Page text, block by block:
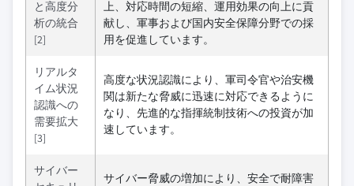
と高度分
析の統合
[2]
上、対応時間の短縮、運用効果の向上に貢
献し、軍事および国内安全保障分野での採
用を促進しています。
リアルタ
イム状況
認識への
需要拡大
[3]
高度な状況認識により、軍司令官や治安機
関は新たな脅威に迅速に対応できるように
なり、先進的な指揮統制技術への投資が加
速しています。
サイバー
サイバー脅威の増加により、安全で耐障害